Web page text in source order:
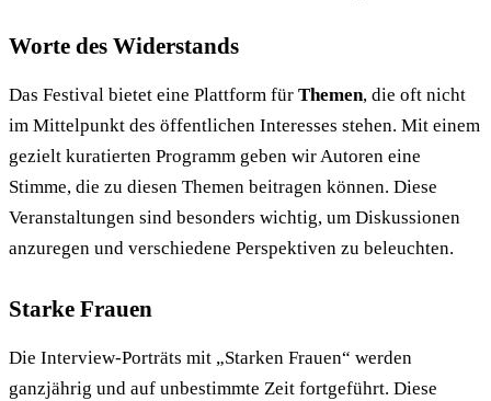
Worte des Widerstands
Das Festival bietet eine Plattform für Themen, die oft nicht
im Mittelpunkt des öffentlichen Interesses stehen. Mit einem
gezielt kuratierten Programm geben wir Autoren eine
Stimme, die zu diesen Themen beitragen können. Diese
Veranstaltungen sind besonders wichtig, um Diskussionen
anzuregen und verschiedene Perspektiven zu beleuchten.
Starke Frauen
Die Interview-Porträts mit „Starken Frauen“ werden
ganzjährig und auf unbestimmte Zeit fortgeführt. Diese